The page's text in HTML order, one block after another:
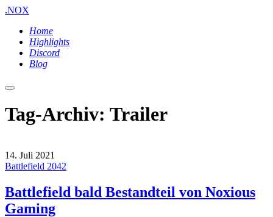
.NOX
Home
Highlights
Discord
Blog
Hauptmenü
Tag-Archiv: Trailer
14. Juli 2021
Battlefield 2042
Battlefield bald Bestandteil von Noxious
Gaming